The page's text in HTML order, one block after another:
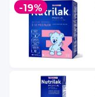
-19%